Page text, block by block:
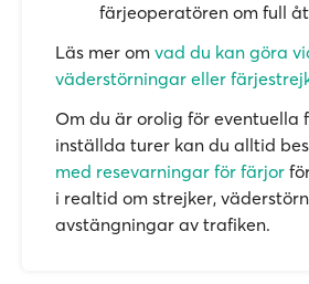
färjeoperatören om full
Läs mer om vad du kan göra
väderstörningar eller
Om du är orolig för eventuella
inställda turer kan du alltid
med resevarningar för färjor
i realtid om strejker,
avstängningar av trafiken.